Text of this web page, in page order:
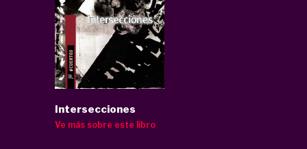
Intersecciones
Ve más sobre este libro